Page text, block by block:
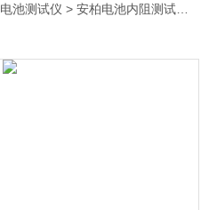
电池测试仪 >安柏电池内阻测试仪